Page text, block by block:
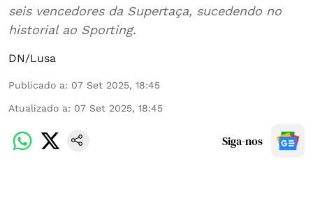
seis vencedores da Supertaça, sucedendo no
historial ao Sporting.
DN/Lusa
Publicado a: 07 Set 2025, 18:45
Atualizado a: 07 Set 2025, 18:45
Siga-nos